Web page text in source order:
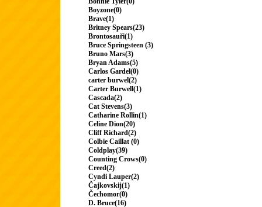
Boyzone(0)
Brave(1)
Britney Spears(23)
Brontosauři(1)
Bruce Springsteen (3)
Bruno Mars(3)
Bryan Adams(5)
Carlos Gardel(0)
carter burwel(2)
Carter Burwell(1)
Cascada(2)
Cat Stevens(3)
Catharine Rollin(1)
Celine Dion(20)
Cliff Richard(2)
Colbie Caillat (0)
Coldplay(39)
Counting Crows(0)
Creed(2)
Cyndi Lauper(2)
Čajkovskij(1)
Čechomor(0)
D. Bruce(16)